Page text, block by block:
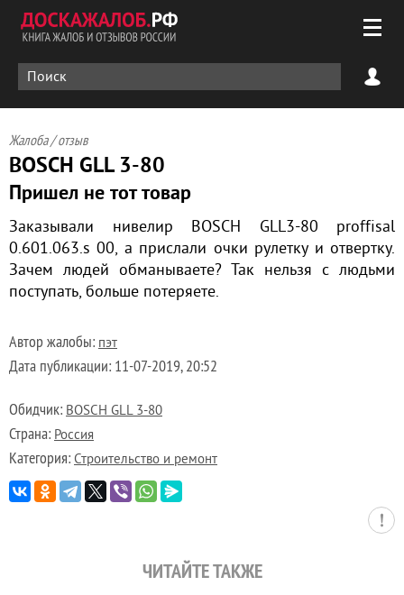
Жалоба / отзыв
BOSСH GLL 3-80
Пришел не тот товар
Заказывали нивелир BOSСH GLL3-80 proffisal
0.601.063.s 00, а прислали очки рулетку и отвертку.
Зачем людей обманываете? Так нельзя с людьми
поступать, больше потеряете.
Автор жалобы: пэт
Дата публикации: 11-07-2019, 20:52
Обидчик: BOSСH GLL 3-80
Страна: Россия
Категория: Строительство и ремонт
ЧИТАЙТЕ ТАКЖЕ